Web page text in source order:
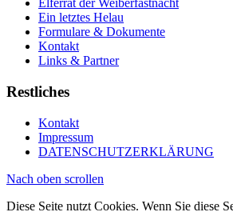
Elferrat der Weiberfastnacht
Ein letztes Helau
Formulare & Dokumente
Kontakt
Links & Partner
Restliches
Kontakt
Impressum
DATENSCHUTZERKLÄRUNG
Nach oben scrollen
Diese Seite nutzt Cookies. Wenn Sie diese